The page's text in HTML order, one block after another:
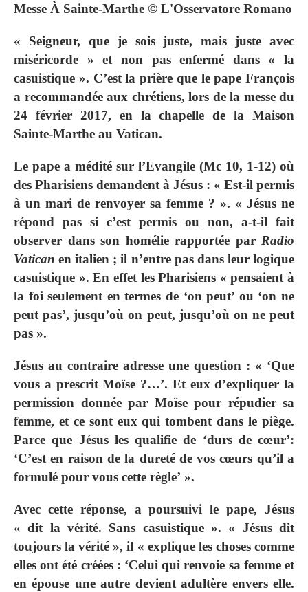
Messe À Sainte-Marthe © L'Osservatore Romano
« Seigneur, que je sois juste, mais juste avec
miséricorde » et non pas enfermé dans « la
casuistique ». C’est la prière que le pape François
a recommandée aux chrétiens, lors de la messe du
24 février 2017, en la chapelle de la Maison
Sainte-Marthe au Vatican.
Le pape a médité sur l’Evangile (Mc 10, 1-12) où
des Pharisiens demandent à Jésus : « Est-il permis
à un mari de renvoyer sa femme ? ». « Jésus ne
répond pas si c’est permis ou non, a-t-il fait
observer dans son homélie rapportée par Radio
Vatican en italien ; il n’entre pas dans leur logique
casuistique ». En effet les Pharisiens « pensaient à
la foi seulement en termes de ‘on peut’ ou ‘on ne
peut pas’, jusqu’où on peut, jusqu’où on ne peut
pas ».
Jésus au contraire adresse une question : « ‘Que
vous a prescrit Moïse ?…’. Et eux d’expliquer la
permission donnée par Moïse pour répudier sa
femme, et ce sont eux qui tombent dans le piège.
Parce que Jésus les qualifie de ‘durs de cœur’:
‘C’est en raison de la dureté de vos cœurs qu’il a
formulé pour vous cette règle’ ».
Avec cette réponse, a poursuivi le pape, Jésus
« dit la vérité. Sans casuistique ». « Jésus dit
toujours la vérité », il « explique les choses comme
elles ont été créées : ‘Celui qui renvoie sa femme et
en épouse une autre devient adultère envers elle.